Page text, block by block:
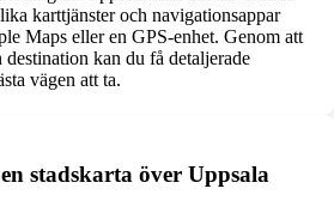
karttjänster och navigationsappar
Maps eller en GPS-enhet. Genom att
kan du få detaljerade
vägen att ta.
stadskarta över Uppsala